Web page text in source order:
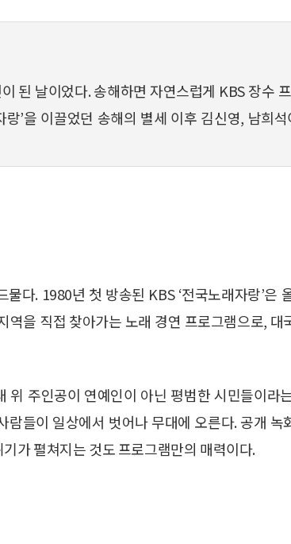
된 날이었다. 송해하면 자연스럽게 KBS 장수
랑’을 이끌었던 송해의 별세 이후 김신영, 남희
다. 1980년 첫 방송된 KBS ‘전국노래자랑’은
을 직접 찾아가는 노래 경연 프로그램으로, 대
위 주인공이 연예인이 아닌 평범한 시민들이라
들이 일상에서 벗어나 무대에 오른다. 공개 녹
가 펼쳐지는 것도 프로그램만의 매력이다.